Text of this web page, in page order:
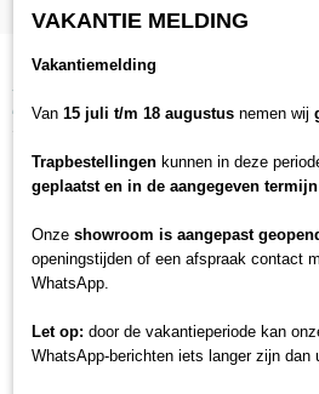
Home
SPC plank - Bruin Eiken
VAKANTIE MELDING
Vakantiemelding
Van 15 juli t/m 18 augustus nemen wij
Trapbestellingen kunnen in deze
geplaatst en in de aangegeven
Onze showroom is aangepast
openingstijden of een afspraak contact
WhatsApp.
Let op: door de vakantieperiode kan
WhatsApp-berichten iets langer zijn dan